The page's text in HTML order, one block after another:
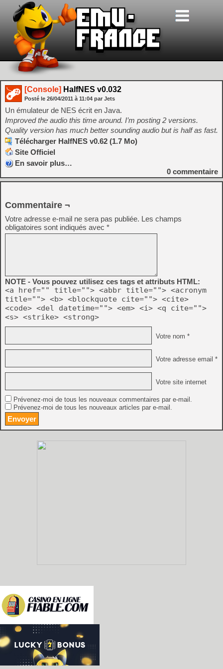
[Console] HalfNES v0.032
Posté le 26/04/2011 à 11:04 par Jets
Un émulateur de NES écrit en Java.
Improved the audio this time around. I’m posting 2 versions.
Quality version has much better sounding audio but is half as fast.
Télécharger HalfNES v0.62 (1.7 Mo)
Site Officiel
En savoir plus…
0 commentaire
Commentaire ¬
Votre adresse e-mail ne sera pas publiée. Les champs
obligatoires sont indiqués avec *
NOTE - Vous pouvez utilisez ces tags et attributs HTML:
<a href="" title=""> <abbr title=""> <acronym
title=""> <b> <blockquote cite=""> <cite>
<code> <del datetime=""> <em> <i> <q cite="">
<s> <strike> <strong>
Votre nom *
Votre adresse email *
Votre site internet
Prévenez-moi de tous les nouveaux commentaires par e-mail.
Prévenez-moi de tous les nouveaux articles par e-mail.